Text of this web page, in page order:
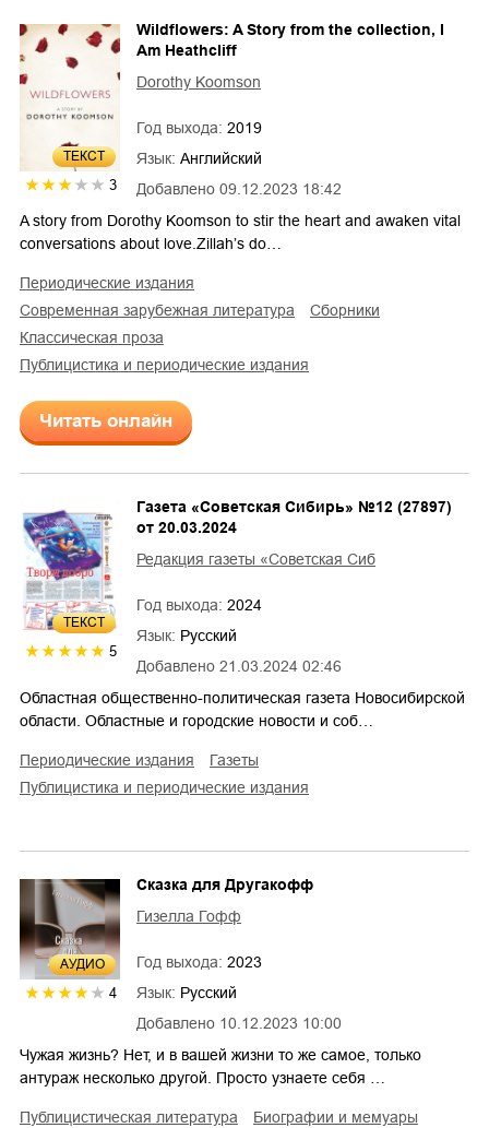
ТЕКСТ
3 Добавлено 09.12.2023 18:42
Wildflowers: A Story from the collection, I
Am Heathcliff
Dorothy Koomson
Год выхода: 2019
Язык: Английский
A story from Dorothy Koomson to stir the heart and awaken vital
conversations about love.Zillah’s do…
периодические издания
современная зарубежная литература
сборники
классическая проза
публицистика и периодические издания
Читать онлайн
ТЕКСТ
5
Добавлено 21.03.2024 02:46
Газета «Советская Сибирь» №12 (27897)
от 20.03.2024
Редакция газеты «Советская Сиб
Год выхода: 2024
Язык: Русский
Областная общественно-политическая газета Новосибирской
области. Областные и городские новости и соб…
периодические издания
газеты
публицистика и периодические издания
AУДИО
4
Добавлено 10.12.2023 10:00
Сказка для Другакофф
Гизелла Гофф
Год выхода: 2023
Язык: Русский
Чужая жизнь? Нет, и в вашей жизни то же самое, только
антураж несколько другой. Просто узнаете себя …
публицистическая литература
биографии и мемуары